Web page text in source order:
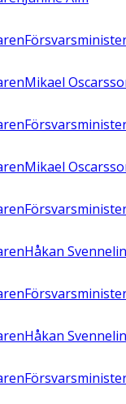
Mikael
Mikael
Håkan
Håkan